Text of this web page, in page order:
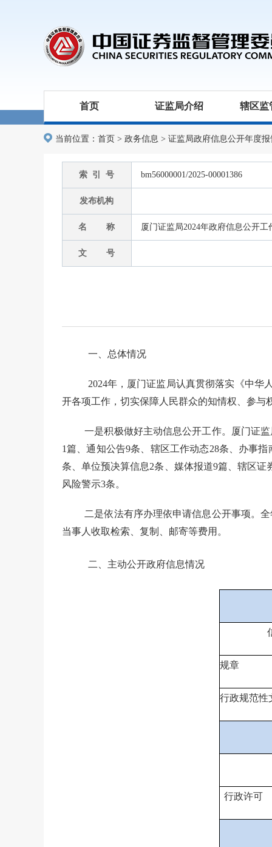
首页 证监局介绍 辖区监
当前位置： 首页 > 政务信息 > 证监局政府信息公开年度报
索 引 号 bm56000001/2025-00001386
发布机构
名 称 厦门证监局2024年政府信息公开工
文 号
一、 总体情况
2024年，厦门证监局认真贯彻落实《中华
开各项工作，切实保障人民群众的知情权、参与
一是积极做好主动信息公开工作。厦门证监
1篇、通知公告9条、 辖区工作动态28条、 办事指
条、单位预决算信息2条 、 媒体报道9篇、辖区证
风险警示3条。
二是依法有序办理依申请信息公开事项。全
当事人收取检索、复制、邮寄等费用。
二、主动公开政府信息情况
规章
行政规范性
行政许可